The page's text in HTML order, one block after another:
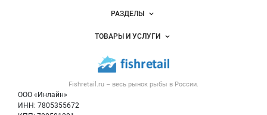
Fishretail.ru – весь рынок рыбы в России.
ООО «Инлайн»
ИНН: 7805355672
Новости Fishretail.ru
Размещение рекламы
Публичная оферта
Контактная информация
Политика обработки персональных данных
РАЗДЕЛЫ
Объявления
Новости рынка
ТОВАРЫ И УСЛУГИ
Рыба
Икра